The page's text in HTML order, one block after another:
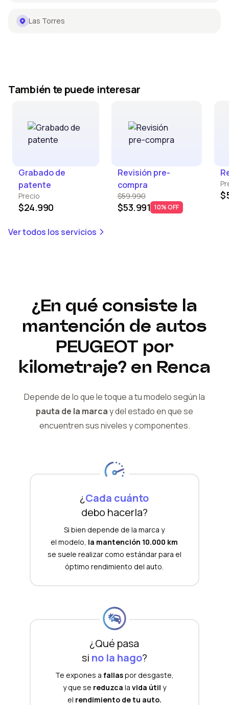
Las Torres
También te puede interesar
Grabado de
patente
Precio
$24.990
Revisión pre-
compra
$59.990
$53.991 10% OFF
Ver todos los servicios
¿En qué consiste la
mantención de autos
PEUGEOT por
kilometraje? en Renca
Depende de lo que le toque a tu modelo según la
pauta de la marcay delestado en que se
encuentren sus niveles y componentes.
¿Cada cuánto
debo hacerla?
Si bien depende de la marca y
el modelo, la mantención 10.000 km
se suele realizar como estándar para el
óptimo rendimiento del auto.
¿Qué pasa
si no la hago?
Te expones a fallaspor desgaste,
y que se reduzca la vida útil y
el rendimiento de tu auto.